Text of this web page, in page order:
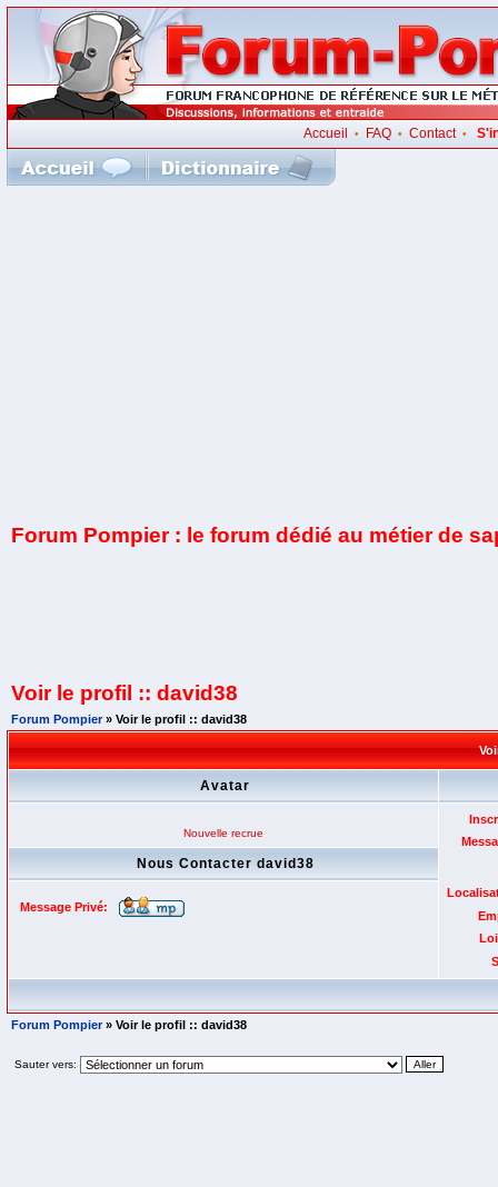
Accueil • FAQ •Contact•
Forum Pompier : le forum dédié au métier de
Voir le profil :: david38
Forum Pompier» Voir le profil :: david38
Avatar
Nouvelle recrue
Nous Contacter david38
Message Privé:
Forum Pompier» Voir le profil :: david38
Sauter vers: